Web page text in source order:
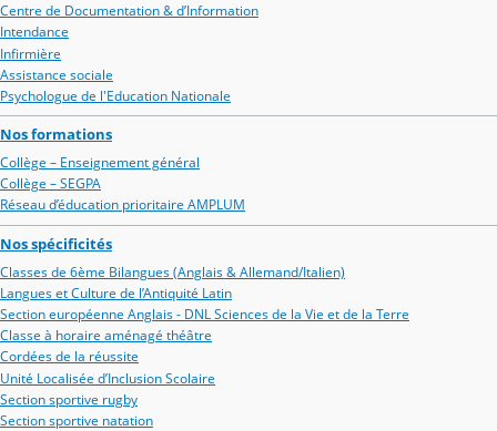
Centre de Documentation & d’Information
Intendance
Infirmière
Assistance sociale
Psychologue de l'Education Nationale
Nos formations
Collège – Enseignement général
Collège – SEGPA
Réseau d’éducation prioritaire AMPLUM
Nos spécificités
Classes de 6ème Bilangues (Anglais & Allemand/Italien)
Langues et Culture de l’Antiquité Latin
Section européenne Anglais - DNL Sciences de la Vie et de la Terre
Classe à horaire aménagé théâtre
Cordées de la réussite
Unité Localisée d’Inclusion Scolaire
Section sportive rugby
Section sportive natation